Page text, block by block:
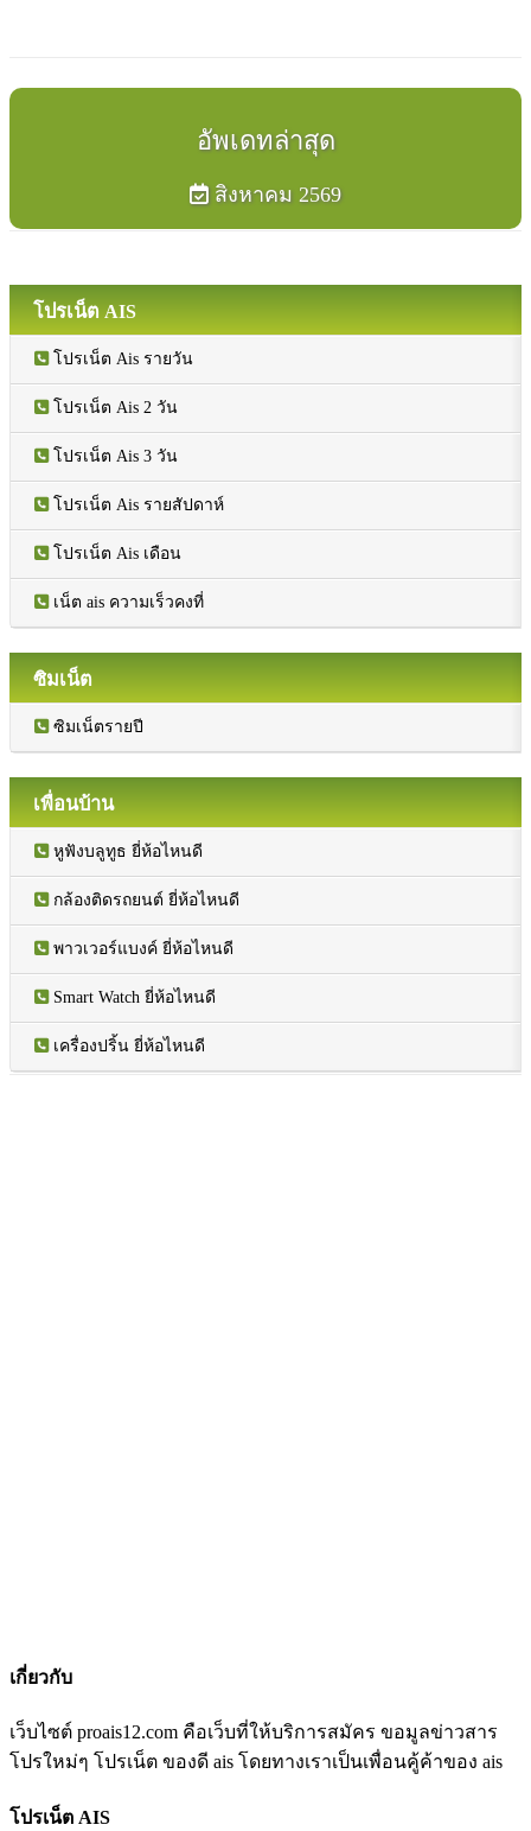
อัพเดทล่าสุด
สิงหาคม 2569
โปรเน็ต AIS
โปรเน็ต Ais รายวัน
โปรเน็ต Ais 2 วัน
โปรเน็ต Ais 3 วัน
โปรเน็ต Ais รายสัปดาห์
โปรเน็ต Ais เดือน
เน็ต ais ความเร็วคงที่
ซิมเน็ต
ซิมเน็ตรายปี
เพื่อนบ้าน
หูฟังบลูทูธ ยี่ห้อไหนดี
กล้องติดรถยนต์ ยี่ห้อไหนดี
พาวเวอร์แบงค์ ยี่ห้อไหนดี
Smart Watch ยี่ห้อไหนดี
เครื่องปริ้น ยี่ห้อไหนดี
เกี่ยวกับ
เว็บไซต์ proais12.com คือเว็บที่ให้บริการสมัคร ขอมูลข่าวสาร
โปรใหม่ๆ โปรเน็ต ของดี ais โดยทางเราเป็นเพื่อนคู้ค้าของ ais
โปรเน็ต AIS